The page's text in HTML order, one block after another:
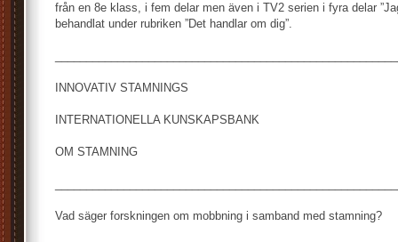
från en 8e klass, i fem delar men även i TV2 serien i fyra delar
behandlat under rubriken ”Det handlar om dig”.
INNOVATIV STAMNINGS
INTERNATIONELLA KUNSKAPSBANK
OM STAMNING
Vad säger forskningen om mobbning i samband med stamning?